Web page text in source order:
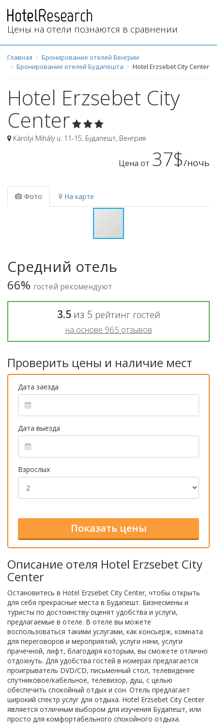
Цены на отели познаются в сравнении
Главная
Бронирование отелей Венгрии
Бронирование отелей Будапешта
Hotel Erzsebet City Center
Hotel Erzsebet City
Center
Károlyi Mihály u. 11-15, Будапешт, Венгрия
Цена от 37$/ночь
Фото На карте
Средний отель
66% гостей рекомендуют
3.5из 5 рейтинг гостей
на основе 965 отзывов
Проверить цены и наличие мест
Дата заезда
Дата выезда
Взрослых
Описание отеля Hotel Erzsebet City
Center
Остановитесь в Hotel Erzsebet City Center, чтобы открыть
для себя прекрасные места в Будапешт. Бизнесмены и
туристы по достоинству оценят удобства и услуги,
предлагаемые в отеле. В отеле вы можете
воспользоваться такими услугами, как консьерж, комната
для переговоров и мероприятий, услуги няни, услуги
прачечной, лифт, благодаря которым, вы сможете отлично
отдохнуть. Для удобства гостей в номерах предлагается
проигрыватель DVD/CD, письменный стол, телевидение
спутниковое/кабельное, телевизор, душ, с целью
обеспечить спокойный отдых и сон. Отель предлагает
широкий спектр услуг для отдыха. Hotel Erzsebet City Center
является отличным выбором для изучения Будапешт, или
просто для комфортабельного спокойного отдыха.